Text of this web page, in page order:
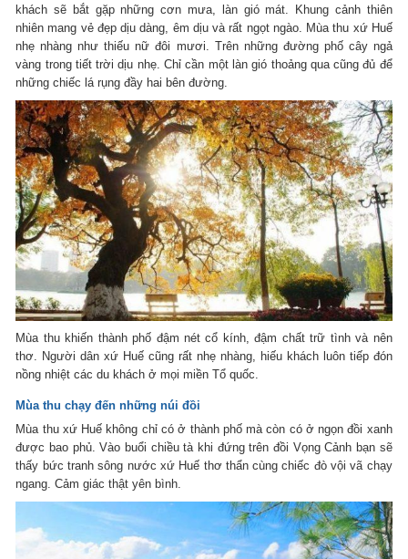
khách sẽ bắt gặp những cơn mưa, làn gió mát. Khung cảnh thiên
nhiên mang vẻ đẹp dịu dàng, êm dịu và rất ngọt ngào. Mùa thu xứ Huế
nhẹ nhàng như thiếu nữ đôi mươi. Trên những đường phố cây ngả
vàng trong tiết trời dịu nhẹ. Chỉ cần một làn gió thoảng qua cũng đủ để
những chiếc lá rụng đầy hai bên đường.
Mùa thu khiến thành phố đậm nét cổ kính, đậm chất trữ tình và nên
thơ. Người dân xứ Huế cũng rất nhẹ nhàng, hiếu khách luôn tiếp đón
nồng nhiệt các du khách ở mọi miền Tổ quốc.
Mùa thu chạy đến những núi đồi
Mùa thu xứ Huế không chỉ có ở thành phố mà còn có ở ngọn đồi xanh
được bao phủ. Vào buổi chiều tà khi đứng trên đồi Vọng Cảnh bạn sẽ
thấy bức tranh sông nước xứ Huế thơ thẩn cùng chiếc đò vội vã chạy
ngang. Cảm giác thật yên bình.